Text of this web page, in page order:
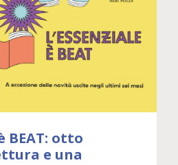
BEAT: otto
e una